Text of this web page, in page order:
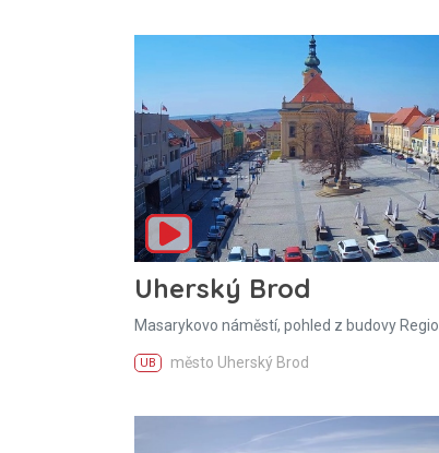
Uherský Brod
Masarykovo náměstí, pohled z budovy Regio
UB město Uherský Brod